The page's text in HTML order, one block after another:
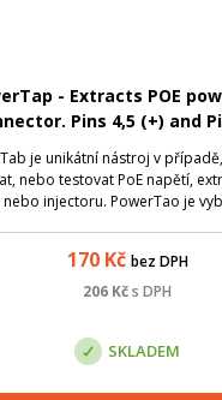
- Extracts POE
Pins 4,5 (+) and
je unikátní nástroj v
nebo testovat PoE napětí,
nebo injectoru. PowerTao je
170Kč bez DPH
206 Kčs DPH
SKLADEM